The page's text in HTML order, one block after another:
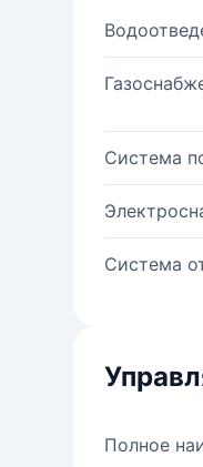
Система
Система
Полное